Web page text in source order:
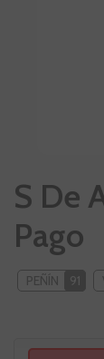
S De
Pago
PEÑÍN 91